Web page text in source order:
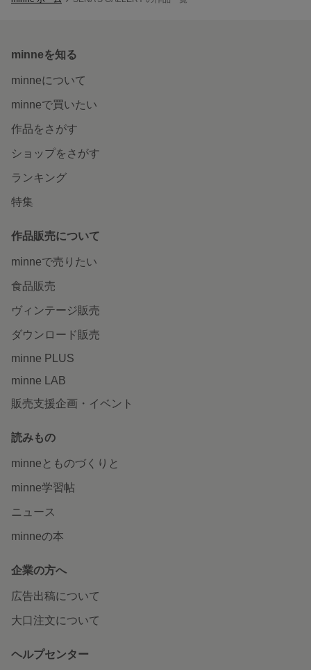
minneを知る
minneについて
minneで買いたい
作品をさがす
ショップをさがす
ランキング
特集
作品販売について
minneで売りたい
食品販売
ヴィンテージ販売
ダウンロード販売
minne PLUS
minne LAB
販売支援企画・イベント
読みもの
minneとものづくりと
minne学習帖
ニュース
minneの本
企業の方へ
広告出稿について
大口注文について
ヘルプセンター